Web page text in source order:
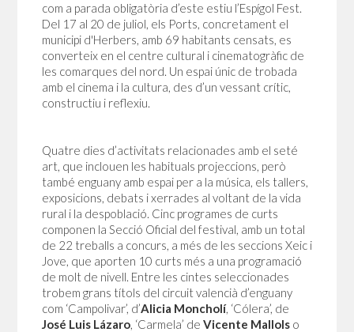
com a parada obligatòria d’este estiu l’Espígol Fest.
Del 17 al 20 de juliol, els Ports, concretament el
municipi d'Herbers, amb 69 habitants censats, es
converteix en el centre cultural i cinematogràfic de
les comarques del nord. Un espai únic de trobada
amb el cinema i la cultura, des d’un vessant crític,
constructiu i reflexiu.
Quatre dies d’activitats relacionades amb el seté
art, que inclouen les habituals projeccions, però
també enguany amb espai per a la música, els tallers,
exposicions, debats i xerrades al voltant de la vida
rural i la despoblació. Cinc programes de curts
componen la Secció Oficial del festival, amb un total
de 22 treballs a concurs, a més de les seccions Xeic i
Jove, que aporten 10 curts més a una programació
de molt de nivell. Entre les cintes seleccionades
trobem grans títols del circuit valencià d’enguany
com ‘Campolivar’, d’Alicia Moncholí, ‘Cólera’, de
José Luis Lázaro, ‘Carmela’ de Vicente Mallolso